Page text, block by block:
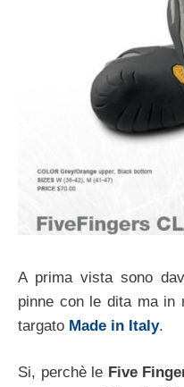
A prima vista sono
pinne con le dita ma in
targato Made in Italy.
Si, perchè le Five